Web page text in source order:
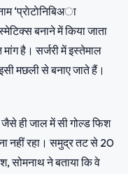
‘प्राेटाेनिबिअा
बनाने में किया जाता
है। सर्जरी में इस्तेमाल
मछली से बनाए जाते हैं।
ही जाल में सी गोल्ड फिश
नहीं रहा। समुद्र तट से 20
सोमनाथ ने बताया कि वे